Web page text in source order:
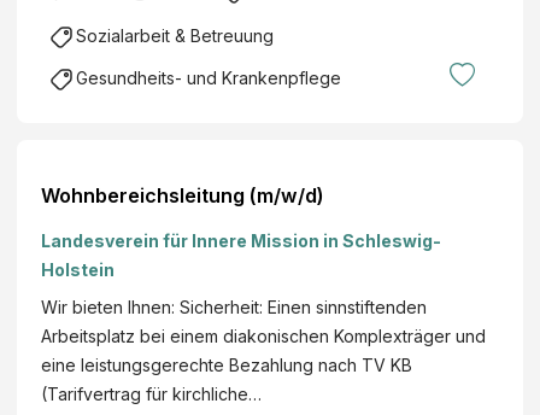
Sozialarbeit & Betreuung
Gesundheits- und Krankenpflege
Wohnbereichsleitung (m/w/d)
Landesverein für Innere Mission in Schleswig-
Holstein
Wir bieten Ihnen: Sicherheit: Einen sinnstiftenden
Arbeitsplatz bei einem diakonischen Komplexträger und
eine leistungsgerechte Bezahlung nach TV KB
(Tarifvertrag für kirchliche…